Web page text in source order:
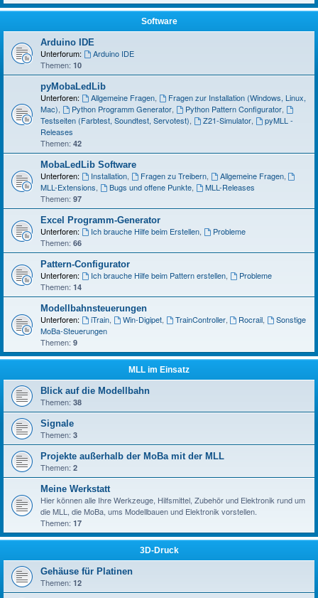
Software
Arduino IDE
Unterforum:
Arduino IDE
Themen: 10
pyMobaLedLib
Unterforen: Allgemeine Fragen,
Fragen zur Installation (Windows, Linux,
Mac)
Python Programm Generator, Python Pattern Configurator,
Testseiten (Farbtest, Soundtest, Servotest)
Z21-Simulator,
pyMLL -
Releases
Themen: 42
MobaLedLib Software
Unterforen: Installation, Fragen zu Treibern, Allgemeine Fragen,
MLL-Extensions
Bugs und offene Punkte,
MLL-Releases
Themen: 97
Excel Programm-Generator
Unterforen: Ich brauche Hilfe beim Erstellen,
Probleme
Themen: 66
Pattern-Configurator
Unterforen: Ich brauche Hilfe beim Pattern erstellen,
Probleme
Themen: 14
Modellbahnsteuerungen
Unterforen: iTrain, Win-Digipet, TrainController, Rocrail
Sonstige
MoBa-Steuerungen
Themen: 9
MLL im Einsatz
Blick auf die Modellbahn
Themen: 38
Signale
Themen: 3
Projekte außerhalb der MoBa mit der MLL
Themen: 2
Meine Werkstatt
Hier können alle Ihre Werkzeuge, Hilfsmittel, Zubehör und Elektronik rund um
die MLL, die MoBa, ums Modellbauen und Elektronik vorstellen.
Themen: 17
3D-Druck
Gehäuse für Platinen
Themen: 12